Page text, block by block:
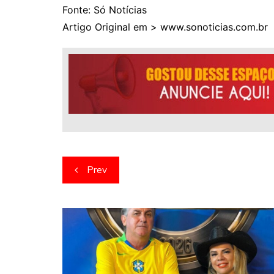
Fonte: Só Notícias
Artigo Original em > www.sonoticias.com.br
Navegação
de
artigos
Prev